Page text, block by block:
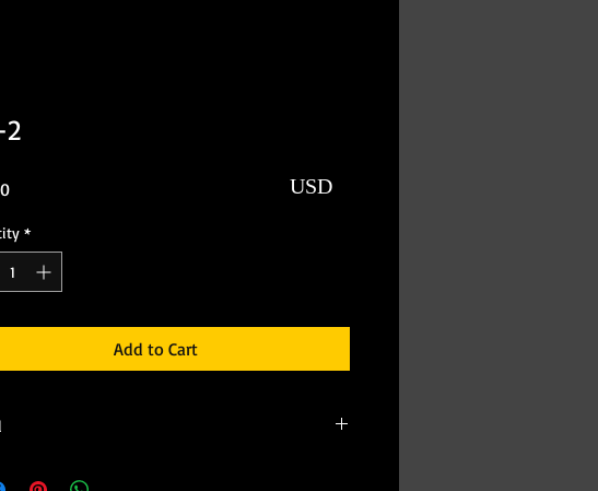
2
Price
*
Add to Cart
USD